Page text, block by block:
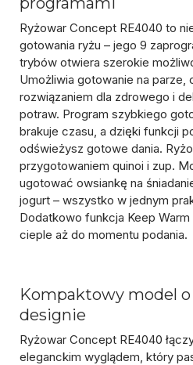
Ryżowar Concept RE4040 to
gotowania ryżu – jego 9
trybów otwiera szerokie
Umożliwia gotowanie na parze,
rozwiązaniem dla zdrowego i
potraw. Program szybkiego
brakuje czasu, a dzięki funkcji
odświeżysz gotowe dania.
przygotowaniem quinoi i zup.
ugotować owsiankę na
jogurt – wszystko w jednym
Dodatkowo funkcja Keep Warm
cieple aż do momentu podania.
Kompaktowy model
designie
Ryżowar Concept RE4040
eleganckim wyglądem, który